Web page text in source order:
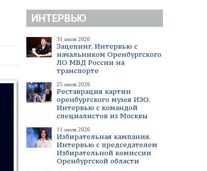
ИНТЕРВЬЮ
31 июля 2026
Зацепинг. Интервью с
начальником Оренбургского
ЛО МВД России на
транспорте
25 июля 2026
Реставрация картин
оренбургского музея ИЗО.
Интервью с командой
специалистов из Москвы
11 июля 2026
Избирательная кампания.
Интервью с председателем
Избирательной комиссии
Оренбургской области